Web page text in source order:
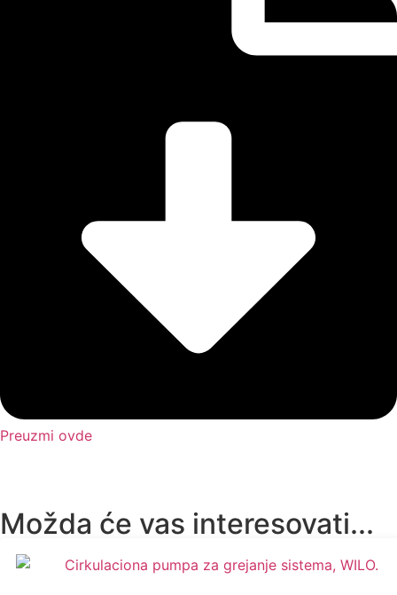
Preuzmi ovde
Možda će vas interesovati...